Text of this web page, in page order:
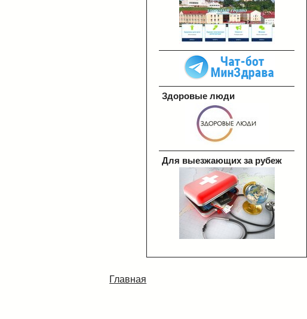
Здоровые люди
Для выезжающих за рубеж
Главная